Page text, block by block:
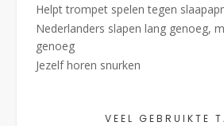
Helpt trompet spelen tegen
Nederlanders slapen lang genoeg,
genoeg
Jezelf horen snurken
VEEL GEBRUIKTE